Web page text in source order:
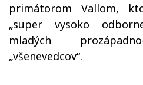
primátoromVallom,
„super vysoko
mladých prozápadno-
„všenevedcov“.